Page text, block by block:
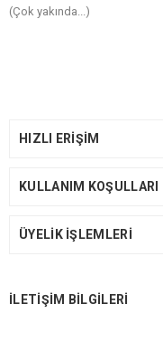
(Çok yakında...)
HIZLI ERİŞİM
KULLANIM KOŞULLARI
ÜYELİK İŞLEMLERİ
İLETİŞİM BİLGİLERİ